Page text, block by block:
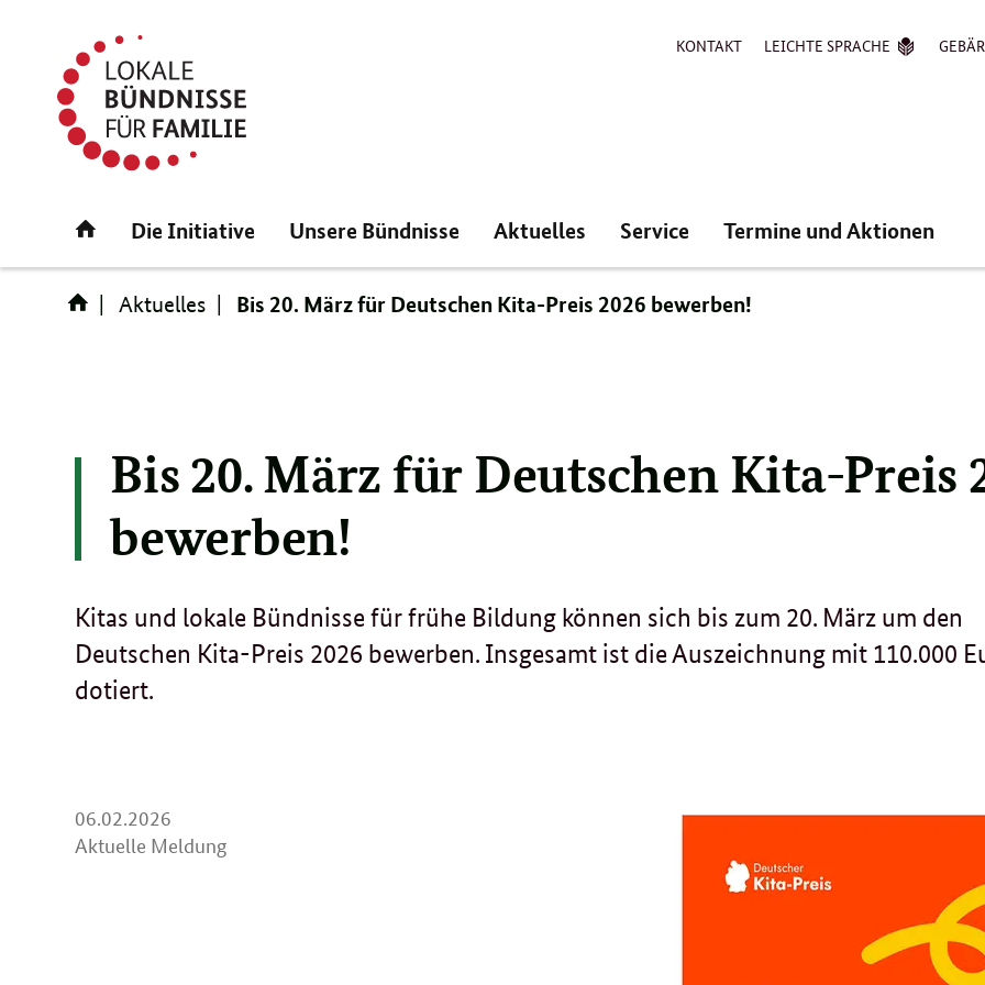
Direktlink:
KONTAKT LEICHTE SPRACHE
Startseite
Die Initiative Unsere Bündnisse Aktuelles Service Termine und Aktionen
Aktuelles Bis 20. März für Deutschen Kita-Preis 2026 bewerben!
Bis 20. März für Deutschen Kita-Preis
bewerben!
06.02.2026
02.
Aktuelle Meldung
Kitas und lokale Bündnisse für frühe Bildung können sich bis zum 20. März um den
Deutschen Kita-Preis 2026 bewerben. Insgesamt ist die Auszeichnung mit 110.000
dotiert.